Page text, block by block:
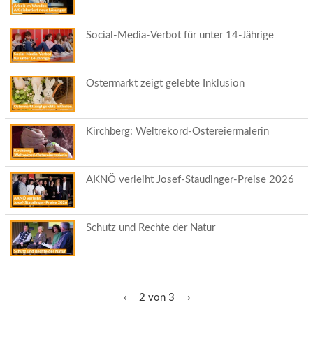
Social-Media-Verbot für unter 14-Jährige
Ostermarkt zeigt gelebte Inklusion
Kirchberg: Weltrekord-Ostereiermalerin
AKNÖ verleiht Josef-Staudinger-Preise 2026
Schutz und Rechte der Natur
‹ 2 von 3 ›